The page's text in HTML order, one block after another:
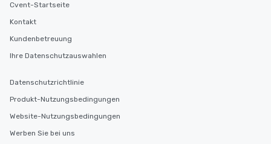
Cvent-Startseite
Kontakt
Kundenbetreuung
Ihre Datenschutzauswahlen
Datenschutzrichtlinie
Produkt-Nutzungsbedingungen
Website-Nutzungsbedingungen
Werben Sie bei uns